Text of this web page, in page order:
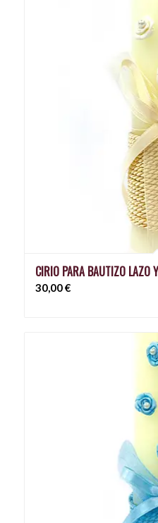
CIRIO PARA BAUTIZO LAZO
30,00€